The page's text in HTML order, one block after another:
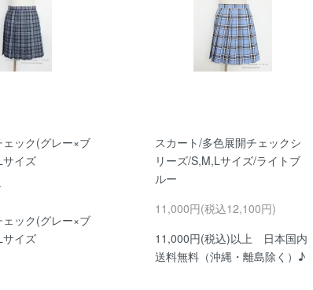
ェック(グレー×ブ
サイズ
ェック(グレー×ブ
サイズ
スカート/多色展開チェックシ
リーズ/S,M,Lサイズ/ライトブ
ルー
11,000円(税込12,100円)
11,000円(税込)以上 日本国内
送料無料（沖縄・離島除く）♪